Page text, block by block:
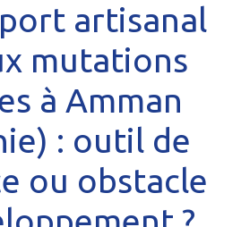
artisanal
mutations
à Amman
: outil de
ou obstacle